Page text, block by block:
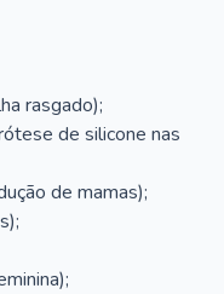
rasgado);
de silicone nas
de mamas);